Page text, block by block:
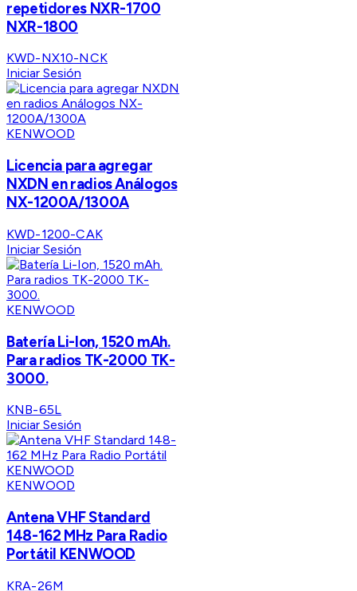
repetidores NXR-1700
NXR-1800
KWD-NX10-NCK
Iniciar Sesión
KENWOOD
Licencia para agregar
NXDN en radios Análogos
NX-1200A/1300A
KWD-1200-CAK
Iniciar Sesión
KENWOOD
Batería Li-Ion, 1520 mAh.
Para radios TK-2000 TK-
3000.
KNB-65L
Iniciar Sesión
KENWOOD
Antena VHF Standard
148-162 MHz Para Radio
Portátil KENWOOD
KRA-26M